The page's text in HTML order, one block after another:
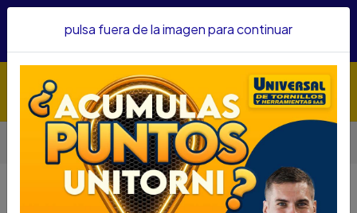
confianza&nbsp;Recibe un KIT PARRILLERO por compras
Inicio Adhesivos y Lubricantes
Limpiadores
LAVADO ECOLOGICO SIMONIZ SIN AGUA 1000ML
LAVADO ECOLOGICO SIMONIZ SIN
pulsa fuera de la imagen para continuar